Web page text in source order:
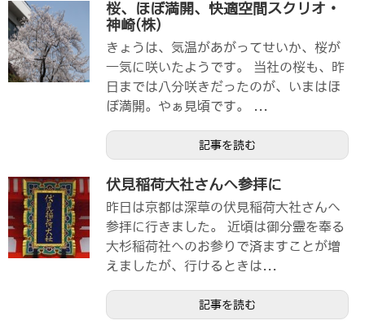
桜、ほぼ満開、快適空間スクリオ・
神崎(株)
きょうは、気温があがってせいか、桜が
一気に咲いたようです。 当社の桜も、昨
日までは八分咲きだったのが、いまはほ
ぼ満開。やぁ見頃です。 ...
記事を読む
伏見稲荷大社さんへ参拝に
昨日は京都は深草の伏見稲荷大社さんへ
参拝に行きました。 近頃は御分霊を奉る
大杉稲荷社へのお参りで済ますことが増
えましたが、行けるときは...
記事を読む